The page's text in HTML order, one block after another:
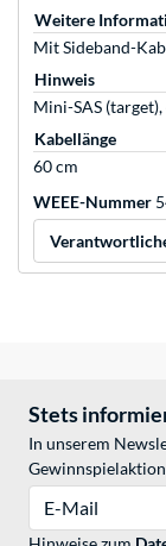
Weitere
Mit Sideband-
Hinweis
Mini-SAS (target),
Kabellänge
60 cm
WEEE-Nummer
Stets
In unserem